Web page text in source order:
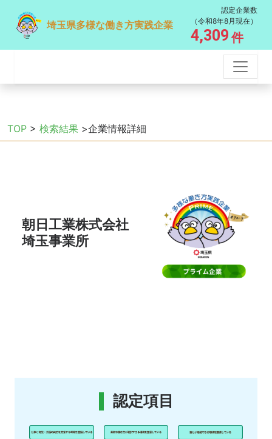
埼玉県多様な働き方実践企業
認定企業数
（令和8年8月現在）
4,309 件
TOP > 検索結果 >企業情報詳細
朝日工業株式会社
埼玉事業所
認定項目